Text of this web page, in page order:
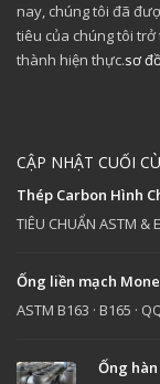
nay, chúng tôi đã
tiêu của chúng tôi
thành hiện thực.sơ
CẬP NHẬT CUỐI
Thép Carbon Hình
TIÊU CHUẨN ASTM
Ống liền mạch
ASTM B163 · B165 ·
Ống